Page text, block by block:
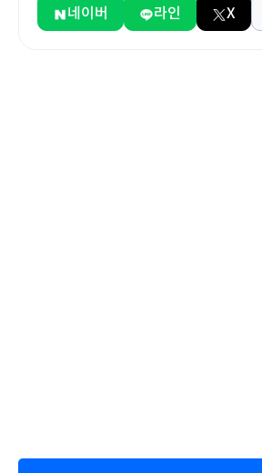
네이버
라인 X